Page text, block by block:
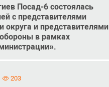
Посад-6 состоялась
с представителями
округа и представителями
в рамках
203